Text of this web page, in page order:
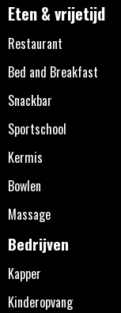
Eten & vrijetijd
Restaurant
Bed and Breakfast
Snackbar
Sportschool
Kermis
Bowlen
Massage
Bedrijven
Kapper
Kinderopvang